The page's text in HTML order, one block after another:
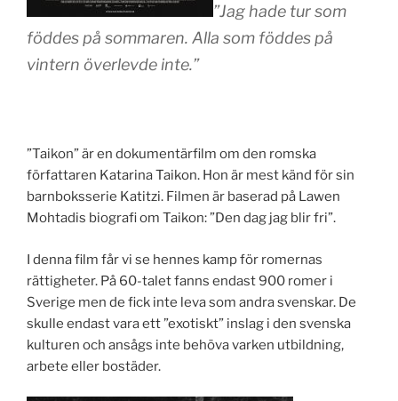
”Jag hade tur som
föddes på sommaren. Alla som föddes på
vintern överlevde inte.”
”Taikon” är en dokumentärfilm om den romska
författaren Katarina Taikon. Hon är mest känd för sin
barnboksserie Katitzi. Filmen är baserad på Lawen
Mohtadis biografi om Taikon: ”Den dag jag blir fri”.
I denna film får vi se hennes kamp för romernas
rättigheter. På 60-talet fanns endast 900 romer i
Sverige men de fick inte leva som andra svenskar. De
skulle endast vara ett ”exotiskt” inslag i den svenska
kulturen och ansågs inte behöva varken utbildning,
arbete eller bostäder.